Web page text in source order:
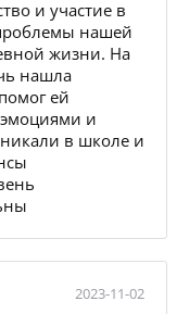
и участие в
нашей
жизни. На
нашла
ей
и
в школе и
2023-11-02